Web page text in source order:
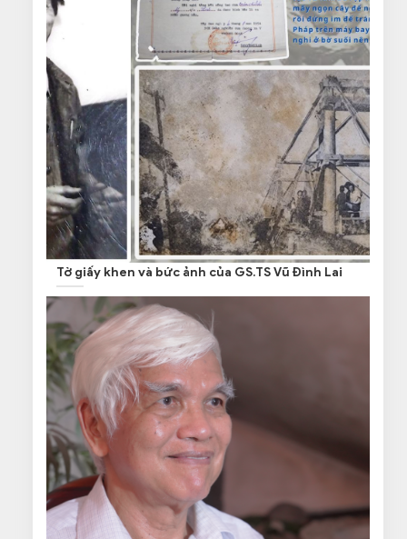
Tờ giấy khen và bức ảnh của GS.TS Vũ Đình Lai